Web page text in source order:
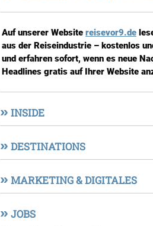
Auf unserer Website reisevor9.de
aus der Reiseindustrie – kostenlos
und erfahren sofort, wenn es neue
Headlines gratis auf Ihrer Website
» INSIDE
» DESTINATIONS
» MARKETING & DIGITALES
» JOBS